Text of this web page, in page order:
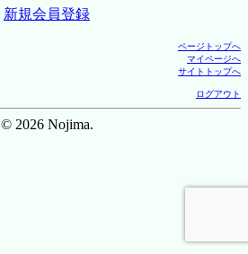
新規会員登録
ページトップへ
マイページへ
サイトトップへ
ログアウト
© 2026 Nojima.